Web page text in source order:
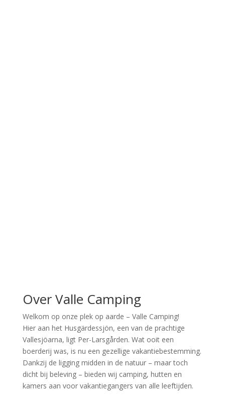
Over Valle Camping
Welkom op onze plek op aarde – Valle Camping!
Hier aan het Husgärdessjön, een van de prachtige
Vallesjöarna, ligt Per-Larsgården. Wat ooit een
boerderij was, is nu een gezellige vakantiebestemming.
Dankzij de ligging midden in de natuur – maar toch
dicht bij beleving – bieden wij camping, hutten en
kamers aan voor vakantiegangers van alle leeftijden.